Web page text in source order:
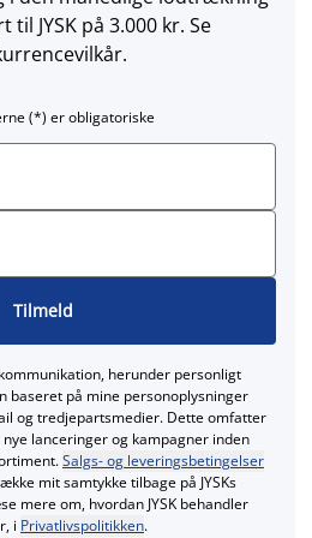
til JYSK på 3.000 kr. Se
(*) er obligatoriske
Tilmeld
herunder personligt
baseret på mine personoplysninger
og tredjepartsmedier. Dette omfatter
lanceringer og kampagner inden
Salgs- og leveringsbetingelser
mit samtykke tilbage på JYSKs
mere om, hvordan JYSK behandler
i Privatlivspolitikken.